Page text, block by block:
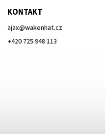
KONTAKT
ajax@wakenhat.cz
+420 725 948 113